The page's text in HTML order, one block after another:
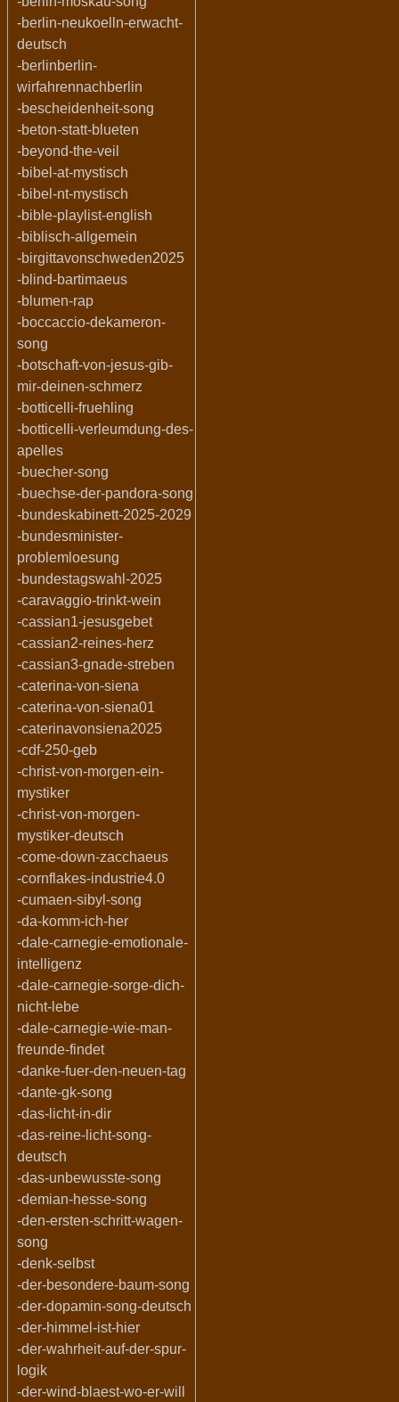
-berlin-neukoelln-erwacht-
deutsch
-berlinberlin-
wirfahrennachberlin
-bescheidenheit-song
-beton-statt-blueten
-beyond-the-veil
-bibel-at-mystisch
-bibel-nt-mystisch
-bible-playlist-english
-biblisch-allgemein
-birgittavonschweden2025
-blind-bartimaeus
-blumen-rap
-boccaccio-dekameron-
song
-botschaft-von-jesus-gib-
mir-deinen-schmerz
-botticelli-fruehling
-botticelli-verleumdung-des-
apelles
-buecher-song
-buechse-der-pandora-song
-bundeskabinett-2025-2029
-bundesminister-
problemloesung
-bundestagswahl-2025
-caravaggio-trinkt-wein
-cassian1-jesusgebet
-cassian2-reines-herz
-cassian3-gnade-streben
-caterina-von-siena
-caterina-von-siena01
-caterinavonsiena2025
-cdf-250-geb
-christ-von-morgen-ein-
mystiker
-christ-von-morgen-
mystiker-deutsch
-come-down-zacchaeus
-cornflakes-industrie4.0
-cumaen-sibyl-song
-da-komm-ich-her
-dale-carnegie-emotionale-
intelligenz
-dale-carnegie-sorge-dich-
nicht-lebe
-dale-carnegie-wie-man-
freunde-findet
-danke-fuer-den-neuen-tag
-dante-gk-song
-das-licht-in-dir
-das-reine-licht-song-
deutsch
-das-unbewusste-song
-demian-hesse-song
-den-ersten-schritt-wagen-
song
-denk-selbst
-der-besondere-baum-song
-der-dopamin-song-deutsch
-der-himmel-ist-hier
-der-wahrheit-auf-der-spur-
logik
-der-wind-blaest-wo-er-will